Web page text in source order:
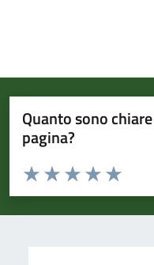
Quanto sono
pagina?
Valuta da 1 a 5 stelle la pagina
Valuta 5
Valuta 4
Valuta 3 stelle
Valuta 2 stelle su 5
Valuta 1 stelle su 5